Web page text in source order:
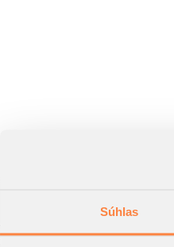
Súhlas
miestností sú orientačné.
Celková plocha bytu